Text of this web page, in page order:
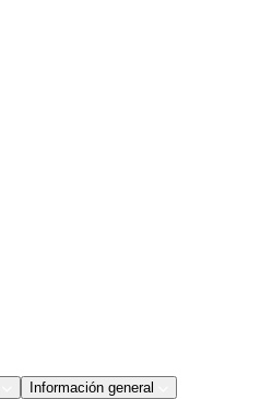
Información general